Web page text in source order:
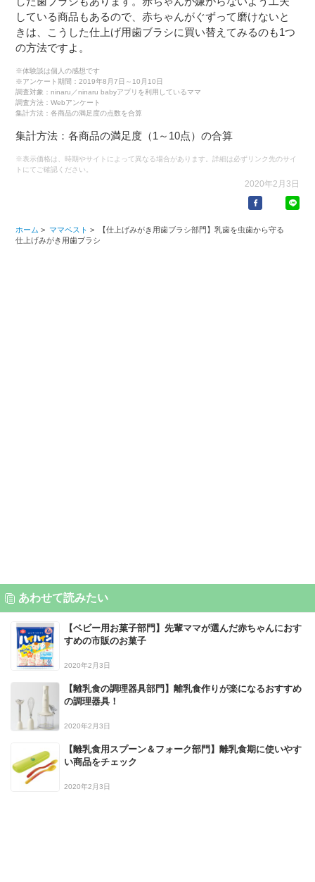
している商品もあるので、赤ちゃんがぐずって磨けないと
きは、こうした仕上げ用歯ブラシに買い替えてみるのも1つ
の方法ですよ。
※体験談は個人の感想です
※アンケート期間：2019年8月7日～10月10日
調査対象：ninaru／ninaru babyアプリを利用しているママ
調査方法：Webアンケート
集計方法：各商品の満足度の点数を合算
集計方法：各商品の満足度（1～10点）の合算
※表示価格は、時期やサイトによって異なる場合があります。詳細は必ずリンク先のサイ
トにてご確認ください。
2020年2月3日
ホーム > ママベスト >
【仕上げみがき用歯ブラシ部門】乳歯を虫歯から守る
仕上げみがき用歯ブラシ
あわせて読みたい
【ベビー用お菓子部門】先輩ママが選んだ赤ちゃんにおす
すめの市販のお菓子
2020年2月3日
【離乳食の調理器具部門】離乳食作りが楽になるおすすめ
の調理器具！
2020年2月3日
【離乳食用スプーン＆フォーク部門】離乳食期に使いやす
い商品をチェック
2020年2月3日